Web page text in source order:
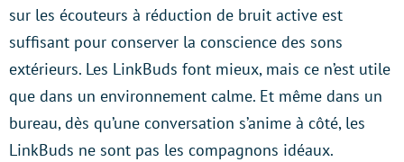
sur les écouteurs à réduction de bruit active est
suffisant pour conserver la conscience des sons
extérieurs. Les LinkBuds font mieux, mais ce n’est utile
que dans un environnement calme. Et même dans un
bureau, dès qu’une conversation s’anime à côté, les
LinkBuds ne sont pas les compagnons idéaux.